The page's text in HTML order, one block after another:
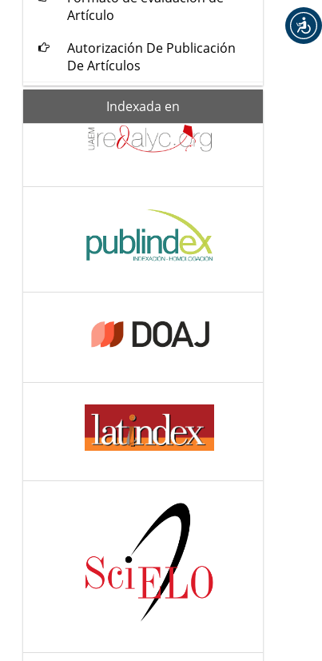
Artículo
Autorización De Publicación
De Artículos
Indexada en